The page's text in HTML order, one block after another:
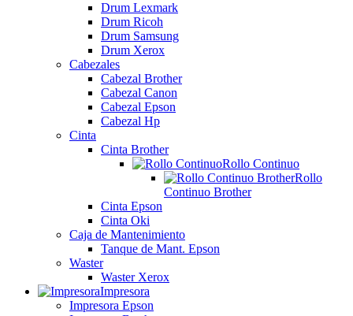
Drum Lexmark
Drum Ricoh
Drum Samsung
Drum Xerox
Cabezales
Cabezal Brother
Cabezal Canon
Cabezal Epson
Cabezal Hp
Cinta
Cinta Brother
Rollo Continuo
Rollo
Continuo Brother
Cinta Epson
Cinta Oki
Caja de Mantenimiento
Tanque de Mant. Epson
Waster
Waster Xerox
Impresora
Impresora Epson